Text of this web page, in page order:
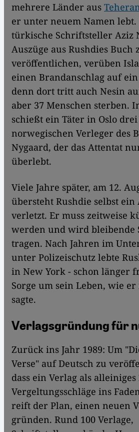
mehrere Länder aus Teheran
er unter neuem Namen
türkische Schriftsteller Aziz
Auszüge aus Rushdies Buch
veröffentlichen, verüben
einen Brandanschlag auf
denn dort tritt auch Nesin
aber 37 Menschen sterben.
schießt ein Täter in Oslo
norwegischen Verleger des
Nygaard, der das Attentat
überlebt.
Viele Jahre später, am 12.
übersteht Rushdie selbst
verletzt. Er muss zeitweise
werden und wird bleibende
tragen. Nach Jahren im
unter Polizeischutz lebte
in New York - schon länger
Sorge um sein Leben, wie
sagte.
Verlagsgründung für
Zurück ins Jahr 1989: Um
Verse" auf Deutsch zu
dass ein Verlag als
Vergeltungsschläge ins
reift der Plan, einen neuen
gründen. Rund 100 Verlage,